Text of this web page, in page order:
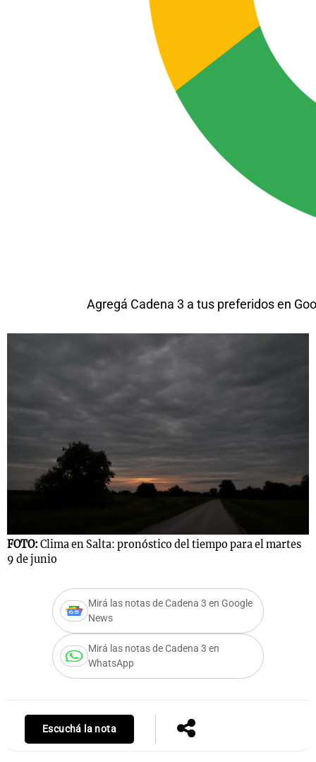
Agregá Cadena 3 a tus preferidos en
FOTO: Clima en Salta: pronóstico del tiempo para el martes
9 de junio
Mirá las notas de Cadena 3 en Google
News
Mirá las notas de Cadena 3 en
WhatsApp
Escuchá la nota